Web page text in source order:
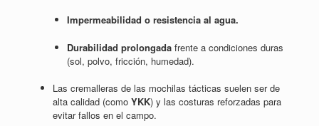
Impermeabilidad o resistencia al agua.
Durabilidad prolongadafrente a condiciones duras
(sol, polvo, fricción, humedad).
Las cremalleras de las mochilas tácticas suelen ser de
alta calidad (como YKK) y las costuras reforzadas para
evitar fallos en el campo.